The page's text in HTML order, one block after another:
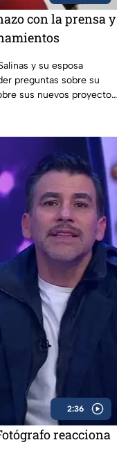
con la prensa y
y su esposa
preguntas sobre su
sus nuevos proyectos
2:36
reacciona